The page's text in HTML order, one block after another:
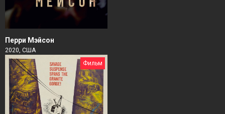
Перри Мэйсон
2020, США
Фильм